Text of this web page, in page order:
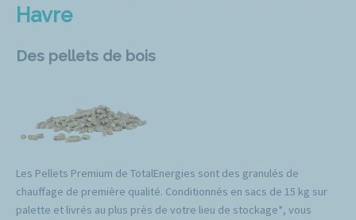
Havre
Des pellets de bois
Les Pellets Premium de TotalEnergies sont des granulés de
chauffage de première qualité. Conditionnés en sacs de 15 kg sur
palette et livrés au plus près de votre lieu de stockage*, vous